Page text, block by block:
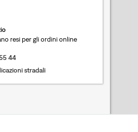
resi per gli ordini online
44
stradali